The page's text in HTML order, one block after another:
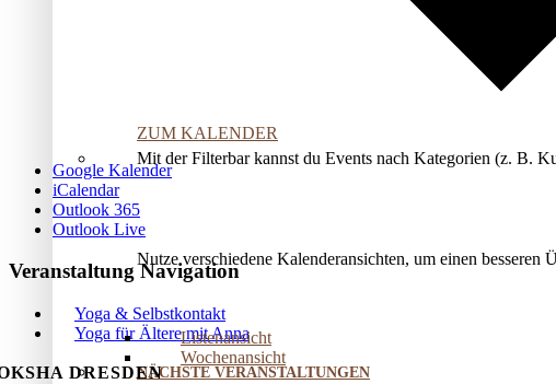
ZUM KALENDER
Mit der Filterbar kannst du Events nach Kategorien (z. B.
Nutze verschiedene Kalenderansichten, um einen besseren
Listenansicht
Wochenansicht
NÄCHSTE VERANSTALTUNGEN
Google Kalender
iCalendar
Outlook 365
Outlook Live
Veranstaltung Navigation
Yoga & Selbstkontakt
Yoga für Ältere mit Anna
DRESDEN